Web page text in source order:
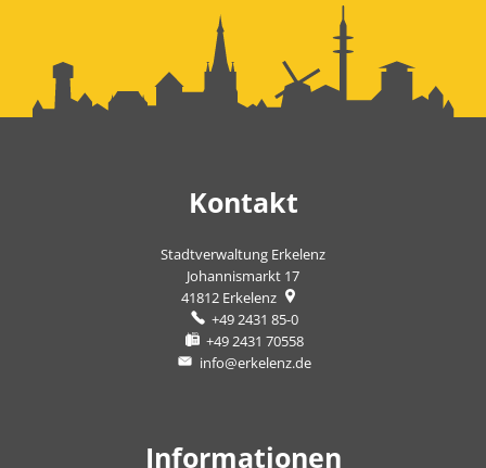
Kontakt
Stadtverwaltung Erkelenz
Johannismarkt 17
41812 Erkelenz
+49 2431 85-0
+49 2431 70558
info@erkelenz.de
Informationen